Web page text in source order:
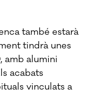
també estarà
tindrà unes
amb alumini
acabats
vinculats a